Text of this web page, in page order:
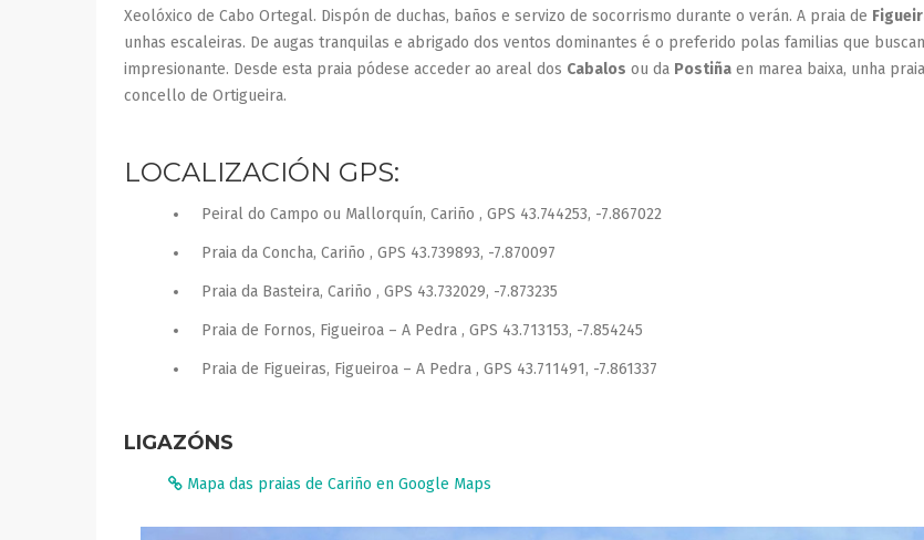
Xeolóxico de Cabo Ortegal. Dispón de duchas, baños e servizo de socorrismo durante o verán. A praia de
unhas escaleiras. De augas tranquilas e abrigado dos ventos dominantes é o preferido polas familias que
impresionante. Desde esta praia pódese acceder ao areal dos Cabalos ou da Postiña en marea baixa, unha
concello de Ortigueira.
LOCALIZACIÓN GPS:
Peiral do Campo ou Mallorquín, Cariño , GPS 43.744253, -7.867022
Praia da Concha, Cariño , GPS 43.739893, -7.870097
Praia da Basteira, Cariño , GPS 43.732029, -7.873235
Praia de Fornos, Figueiroa – A Pedra , GPS 43.713153, -7.854245
Praia de Figueiras, Figueiroa – A Pedra , GPS 43.711491, -7.861337
LIGAZÓNS
Mapa das praias de Cariño en Google Maps